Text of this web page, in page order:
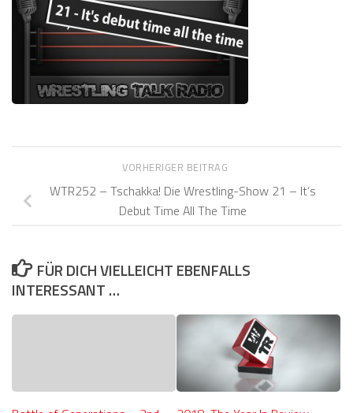
VORHERIGER BEITRAG
WTR252 – Tschakka! Die Wrestling-Show 21 – It’s
Debut Time All The Time
FÜR DICH VIELLEICHT EBENFALLS
INTERESSANT …